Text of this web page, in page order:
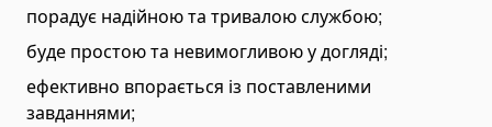
Гідравлічні трубогиби
Bending Pipa Manual
Electric Pipe Benders
порадує надійною та тривалою службою;
буде простою та невимогливою у догляді;
ефективно впорається із поставленими
завданнями;